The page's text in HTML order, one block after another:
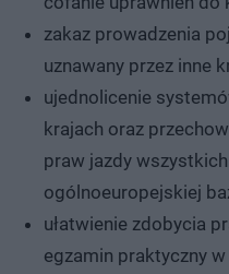
zakaz prowadzenia
uznawany przez inne
ujednolicenie
krajach oraz
praw jazdy
ogólnoeuropejskiej
ułatwienie zdobycia
egzamin praktyczny